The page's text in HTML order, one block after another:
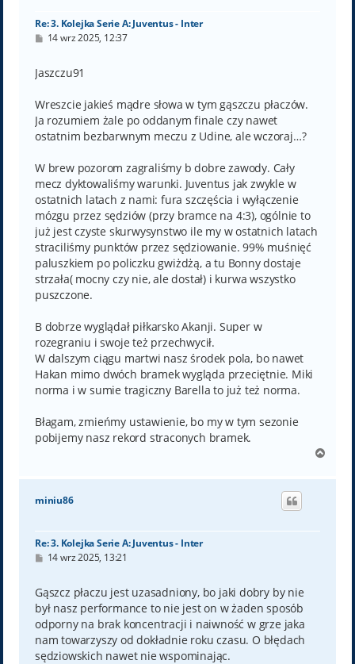
Re: 3. Kolejka Serie A: Juventus - Inter
P
t
14 wrz 2025, 12:37
Jaszczu91
Wreszcie jakieś mądre słowa w tym gąszczu płaczów.
Ja rozumiem żale po oddanym finale czy nawet
ostatnim bezbarwnym meczu z Udine, ale wczoraj…?
W brew pozorom zagraliśmy b dobre zawody. Cały
mecz dyktowaliśmy warunki. Juventus jak zwykle w
ostatnich latach z nami: fura szczęścia i wyłączenie
mózgu przez sędziów (przy bramce na 4:3), ogólnie to
już jest czyste skurwysynstwo ile my w ostatnich latach
straciliśmy punktów przez sędziowanie. 99% muśnięć
paluszkiem po policzku gwiżdżą, a tu Bonny dostaje
strzała( mocny czy nie, ale dostał) i kurwa wszystko
puszczone.
B dobrze wyglądał piłkarsko Akanji. Super w
rozegraniu i swoje też przechwycił.
W dalszym ciągu martwi nasz środek pola, bo nawet
Hakan mimo dwóch bramek wygląda przeciętnie. Miki
norma i w sumie tragiczny Barella to już też norma.
Błagam, zmieńmy ustawienie, bo my w tym sezonie
pobijemy nasz rekord straconych bramek.
g
miniu86
Re: 3. Kolejka Serie A: Juventus - Inter
P
t
14 wrz 2025, 13:21
Gąszcz płaczu jest uzasadniony, bo jaki dobry by nie
był nasz performance to nie jest on w żaden sposób
odporny na brak koncentracji i naiwność w grze jaka
nam towarzyszy od dokładnie roku czasu. O błędach
sędziowskich nawet nie wspominając.